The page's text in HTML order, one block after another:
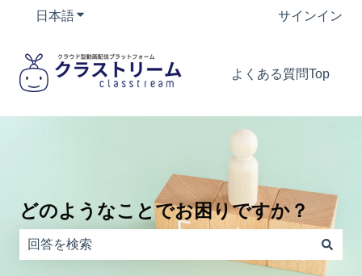
日本語翻訳のサブメニューを表示 サインイン
よくある質問Top
どのようなことでお困りですか？
検索フィールドが空なので、候補はありません。